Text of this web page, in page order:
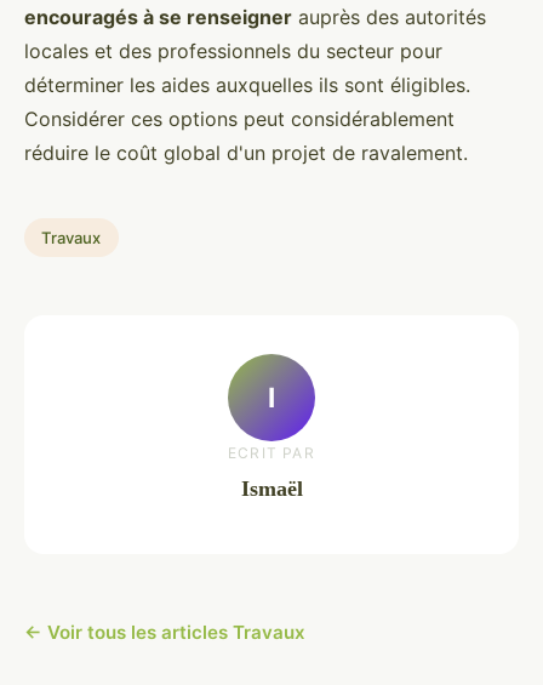
encouragés à se renseigner auprès des autorités
locales et des professionnels du secteur pour
déterminer les aides auxquelles ils sont éligibles.
Considérer ces options peut considérablement
réduire le coût global d'un projet de ravalement.
Travaux
I
ECRIT PAR
Ismaël
← Voir tous les articles Travaux